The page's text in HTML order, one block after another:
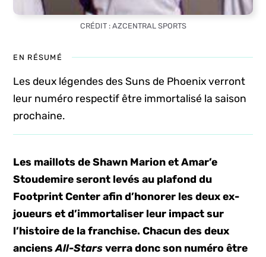
CRÉDIT : AZCENTRAL SPORTS
EN RÉSUMÉ
Les deux légendes des Suns de Phoenix verront
leur numéro respectif être immortalisé la saison
prochaine.
Les maillots de Shawn Marion et Amar’e
Stoudemire seront levés au plafond du
Footprint Center afin d’honorer les deux ex-
joueurs et d’immortaliser leur impact sur
l’histoire de la franchise. Chacun des deux
anciensAll-Stars verra donc son numéro être